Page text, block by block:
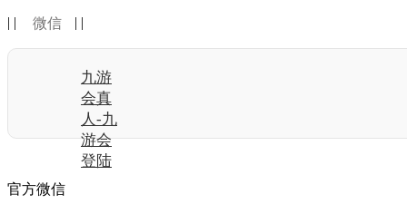
| | 微信 | |
九游
会真
人-九
游会
登陆
官方微信